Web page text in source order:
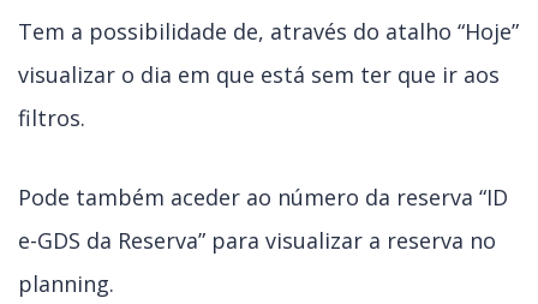
Tem a possibilidade de, através do atalho “Hoje”
visualizar o dia em que está sem ter que ir aos
filtros.
Pode também aceder ao número da reserva “ID
e-GDS da Reserva” para visualizar a reserva no
planning.